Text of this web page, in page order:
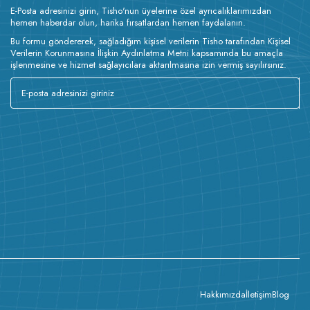
E-Posta adresinizi girin, Tisho'nun üyelerine özel ayrıcalıklarımızdan
hemen haberdar olun, harika fırsatlardan hemen faydalanın.
Bu formu göndererek, sağladığım kişisel verilerin Tisho tarafından Kişisel
Verilerin Korunmasına İlişkin Aydınlatma Metni kapsamında bu amaçla
işlenmesine ve hizmet sağlayıcılara aktarılmasına izin vermiş sayılırsınız.
HakkımızdaİletişimBlog